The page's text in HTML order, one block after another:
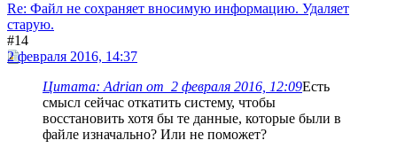
Re: Файл не сохраняет вносимую информацию. Удаляет
старую.
#14
2 февраля 2016, 14:37
Цитата: Adrian от 2 февраля 2016, 12:09Есть
смысл сейчас откатить систему, чтобы
восстановить хотя бы те данные, которые были в
файле изначально? Или не поможет?